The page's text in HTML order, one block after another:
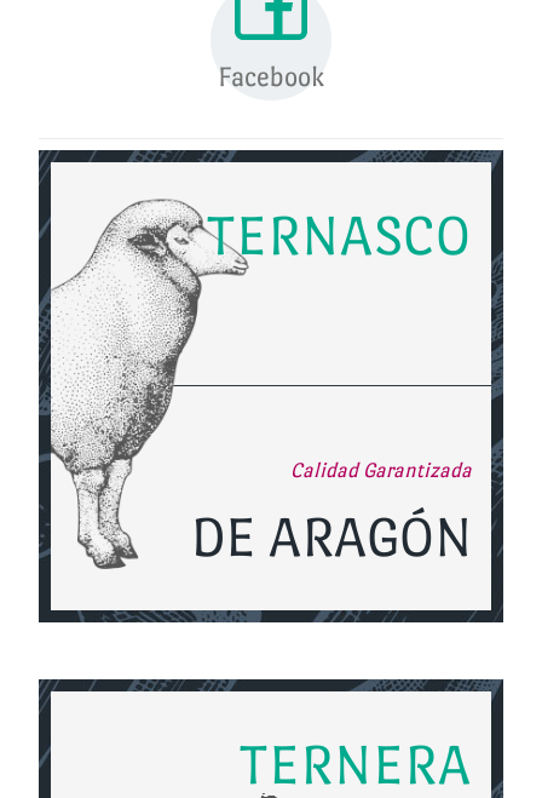
Facebook
TERNASCO
Calidad Garantizada
DE ARAGÓN
TERNERA